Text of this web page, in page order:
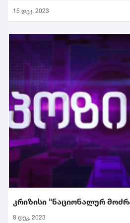
15 დეკ. 2023
კრიზისი "ნაციონალურ
8 დეკ. 2023